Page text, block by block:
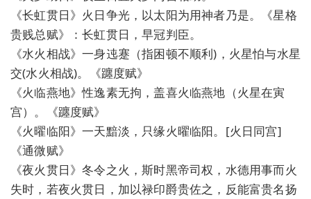
《长虹贯日》火日争光，以太阳为用神者乃是。《星格
贵贱总赋》：长虹贯日，早冠判臣。
《水火相战》一身迍蹇（指困顿不顺利)，火星怕与水星
交(水火相战)。《躔度赋》
《火临燕地》性逸素无拘，盖喜火临燕地（火星在寅
宫）。《躔度赋》
《火曜临阳》一天黯淡，只缘火曜临阳。[火日同宫]
《通微赋》
《夜火贯日》冬令之火，斯时黑帝司权，水德用事而火
失时，若夜火贯日，加以禄印爵贵佐之，反能富贵名扬